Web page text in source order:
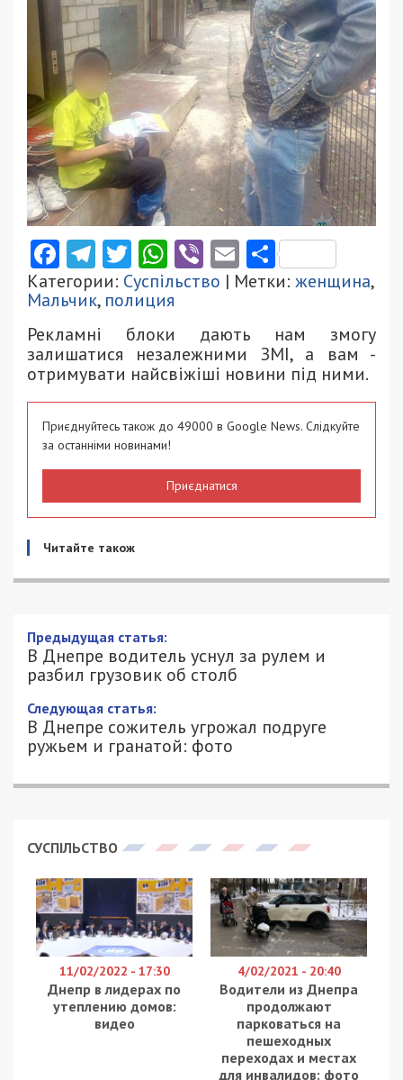
Facebook
Telegram
Twitter
WhatsApp
ViberEmail
Категории: Суспільство | Метки: женщина,
Мальчик, полиция
Рекламні блоки дають нам змогу
залишатися незалежними ЗМІ, а вам -
отримувати найсвіжіші новини під ними.
Приєднуйтесь також до 49000 в Google News. Слідкуйте
за останніми новинами!
Приєднатися
Читайте також
Предыдущая статья:
В Днепре водитель уснул за рулем и
разбил грузовик об столб
Следующая статья:
В Днепре сожитель угрожал подруге
ружьем и гранатой: фото
СУСПІЛЬСТВО
11/02/2022 - 17:30
Днепр в лидерах по
утеплению домов:
видео
4/02/2021 - 20:40
Водители из Днепра
продолжают
парковаться на
пешеходных
переходах и местах
для инвалидов: фото